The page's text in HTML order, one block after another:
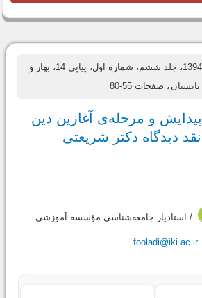
معرفت کلامی، سال 1394، جلد ششم، شماره اول، پیاپی 14، بهار و
تابستان ، صفحات 55-80
و مرحله‌ی آغازین دین
دیدگاه دکتر شریعتی
/ استاديار جامعه‌شناسي مؤسسه آموزشي
fooladi@iki.ac.ir